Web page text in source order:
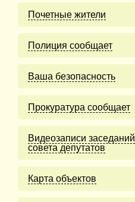
Почетные жители
Полиция сообщает
Ваша безопасность
Прокуратура сообщает
Видеозаписи заседаний
совета депутатов
Карта объектов